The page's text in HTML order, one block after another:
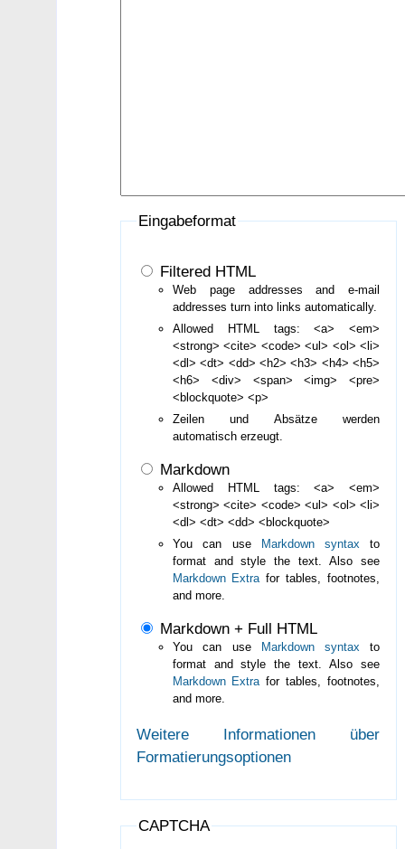
Eingabeformat
Filtered HTML
Web page addresses and e-mail
addresses turn into links automatically.
Allowed HTML tags: <a> <em>
<strong> <cite> <code> <ul> <ol> <li>
<dl> <dt> <dd> <h2> <h3> <h4> <h5>
<h6> <div> <span> <img> <pre>
<blockquote> <p>
Zeilen und Absätze werden
automatisch erzeugt.
Markdown
Allowed HTML tags: <a> <em>
<strong> <cite> <code> <ul> <ol> <li>
<dl> <dt> <dd> <blockquote>
You can use
Markdown syntax to
format and style the text. Also see
Markdown Extrafor tables, footnotes,
and more.
Markdown + Full HTML
You can use Markdown syntax to
format and style the text. Also see
Markdown Extrafor tables, footnotes,
and more.
Weitere Informationen über
Formatierungsoptionen
CAPTCHA